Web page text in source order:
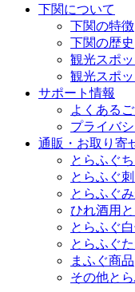
下関について
下関の特徴
下関の歴史
観光スポ
観光スポッ
サポート情報
よくある
プライバ
通販・お取り寄
とらふぐ
とらふぐ
とらふぐ
ひれ酒用
とらふぐ
とらふぐ
まふぐ商品
その他と